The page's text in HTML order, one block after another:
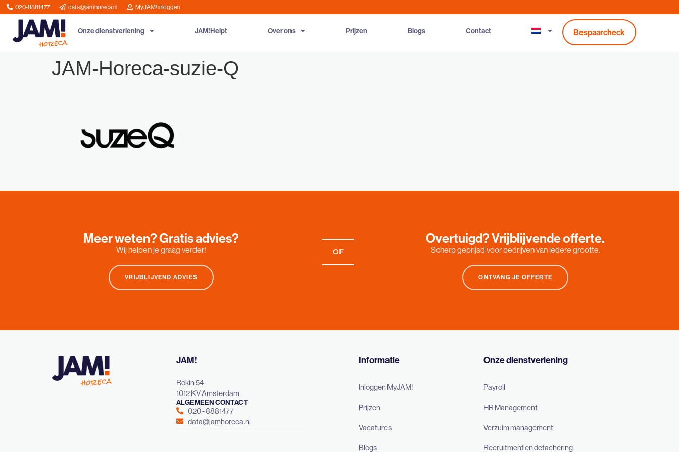
020-8881477 data@jamhoreca.nl MyJAM! inloggen
Onze dienstverlening JAM!Helpt Over ons Prijzen Blogs Contact Bespaarcheck
JAM-Horeca-suzie-Q
Meer weten? Gratis advies?
Wij helpen je graag verder!
VRIJBLIJVEND ADVIES
OF
Overtuigd? Vrijblijvende offerte.
Scherp geprijsd voor bedrijven van iedere grootte.
ONTVANG JE OFFERTE
JAM!
Rokin 54
1012 KV Amsterdam
ALGEMEEN CONTACT
020 - 8881477
data@jamhoreca.nl
Informatie
Inloggen MyJAM!
Prijzen
Vacatures
Blogs
Onze dienstverlening
Payroll
HR Management
Verzuim management
Recruitment en detachering